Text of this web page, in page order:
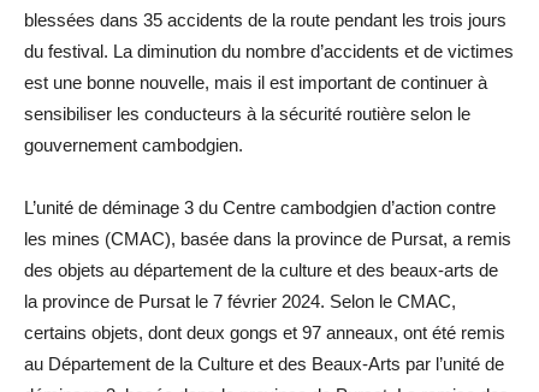
blessées dans 35 accidents de la route pendant les trois jours
du festival. La diminution du nombre d’accidents et de victimes
est une bonne nouvelle, mais il est important de continuer à
sensibiliser les conducteurs à la sécurité routière selon le
gouvernement cambodgien.
L’unité de déminage 3 du Centre cambodgien d’action contre
les mines (CMAC), basée dans la province de Pursat, a remis
des objets au département de la culture et des beaux-arts de
la province de Pursat le 7 février 2024. Selon le CMAC,
certains objets, dont deux gongs et 97 anneaux, ont été remis
au Département de la Culture et des Beaux-Arts par l’unité de